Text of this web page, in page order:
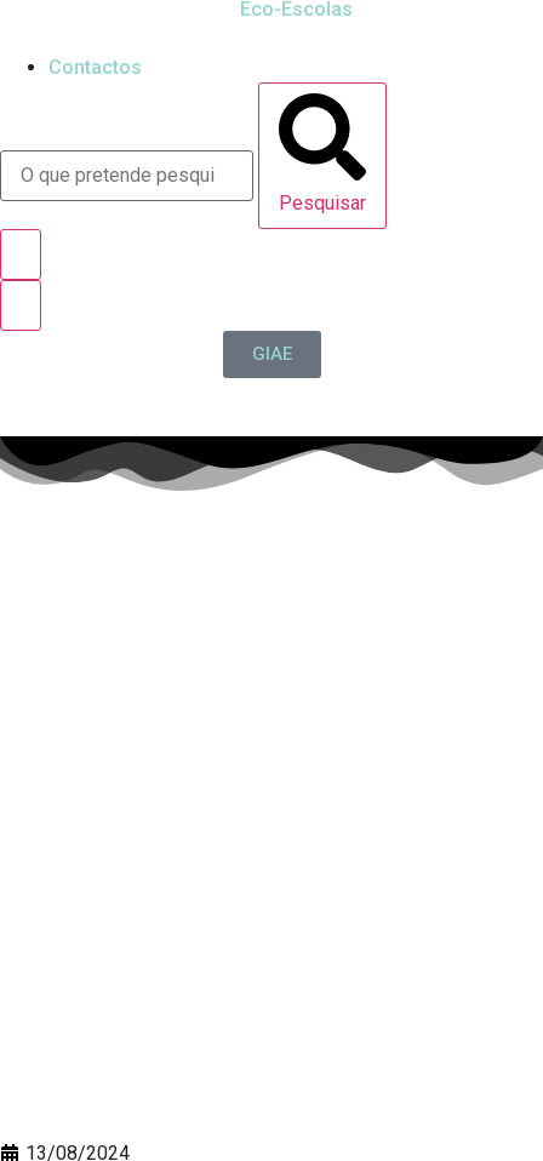
Eco-Escolas
Contactos
Pesquisar
GIAE
13/08/2024